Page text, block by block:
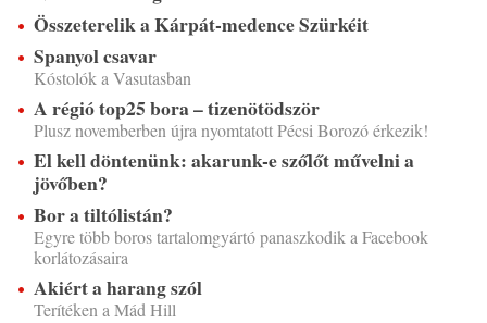
Összeterelik a Kárpát-medence Szürkéit
Spanyol csavar
Kóstolók a Vasutasban
A régió top25 bora – tizenötödször
Plusz novemberben újra nyomtatott Pécsi Borozó érkezik!
El kell döntenünk: akarunk-e szőlőt művelni a
jövőben?
Bor a tiltólistán?
Egyre több boros tartalomgyártó panaszkodik a Facebook
korlátozásaira
Akiért a harang szól
Terítéken a Mád Hill